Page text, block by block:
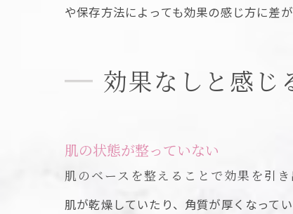
や保存方法によっても効果の感じ方に差が
効果なしと感じ
肌の状態が整っていない
肌のベースを整えることで効果を引き
肌が乾燥していたり、角質が厚くなって